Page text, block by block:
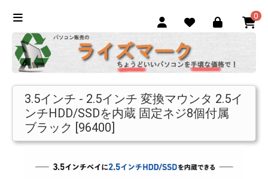
0
3.5インチ - 2.5インチ 変換マウンタ 2.5イ
ンチHDD/SSDを内蔵 固定ネジ8個付属
ブラック [96400]